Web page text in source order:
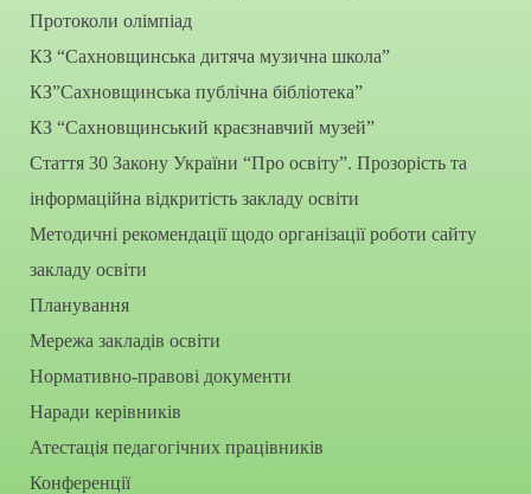
Протоколи олімпіад
КЗ “Сахновщинська дитяча музична школа”
КЗ”Сахновщинська публічна бібліотека”
КЗ “Сахновщинський краєзнавчий музей”
Стаття 30 Закону України “Про освіту”. Прозорість та
інформаційна відкритість закладу освіти
Методичні рекомендації щодо організації роботи сайту
закладу освіти
Планування
Мережа закладів освіти
Нормативно-правові документи
Наради керівників
Атестація педагогічних працівників
Конференції